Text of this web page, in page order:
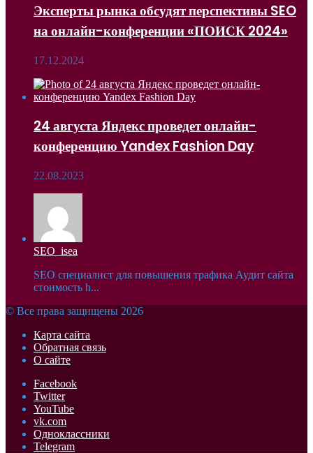
Эксперты рынка обсудят перспективы SEO
на онлайн-конференции «ПОИСК 2024»
17.12.2024
24 августа Яндекс проведет онлайн-
конференцию Yandex Fashion Day
22.08.2023
SEO_isea
SEO специалист для повышения трафика Аудит сайта
стоимость h...
© Все права защищены 2026
Карта сайта
Обратная связь
О сайте
Facebook
Twitter
YouTube
vk.com
Одноклассники
Telegram